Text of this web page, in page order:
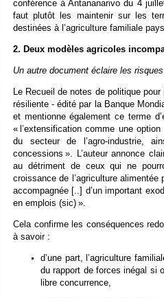
conférence à Antananarivo du 4
faut plutôt les maintenir sur les
destinées à l’agriculture familiale
2. Deux modèles agricoles
Un autre document éclaire les
Le Recueil de notes de politique
résiliente - édité par la Banque
et mentionne également ce terme
« l’extensification comme une
du secteur de l’agro-industrie,
concessions ». L’auteur annonce
au détriment de ceux qui ne
croissance de l’agriculture
accompagnée [..] d’un important
en emplois (sic) ».
Cela confirme les conséquences
à savoir :
d’une part, l’agriculture
du rapport de forces inégal si
libre concurrence,